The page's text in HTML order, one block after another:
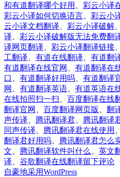
和有道翻译哪个好用
彩云小译
彩云小译如何切换语言
彩云小
云小译文档翻译
彩云小译破解
译
彩云小译破解版无法免费翻
译网页翻译
彩云小译翻译链接
工翻译
有道在线翻译 有道翻
有道翻译在线官网
有道翻译在
口
有道翻译好用吗 有道翻译
网
有道翻译英语 有道英语在
在线拍照扫一扫
百度翻译在线
翻译官网
百度翻译网页版 翻
声传译
腾讯翻译君 腾讯翻译
同声传译
腾讯翻译君在线使用
翻译君好用吗
腾讯翻译君怎么
文
腾讯翻译软件叫什么 英文
译
谷歌翻译在线翻译于
留下评论
自豪地采用WordPress